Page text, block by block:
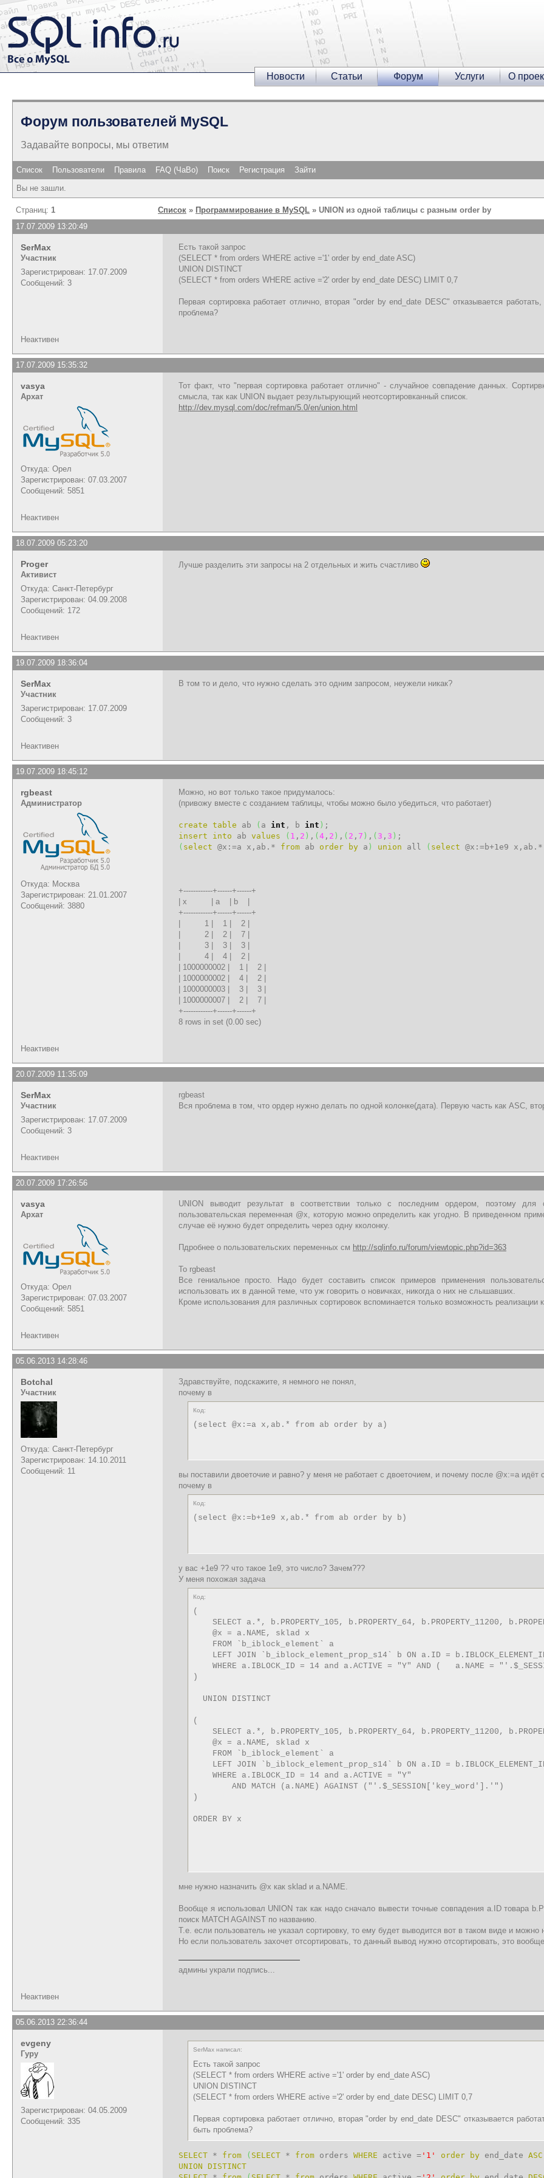
Новости Статьи Форум Услуги О
Форум пользователей MySQL
Задавайте вопросы, мы ответим
Список Пользователи Правила FAQ (ЧаВо) Поиск Регистрация
Зайти
Вы не зашли.
Страниц: 1 Список » Программирование в MySQL » UNION из одной таблицы с разным order by
17.07.2009 13:20:49
SerMax
Участник
Зарегистрирован: 17.07.2009
Сообщений: 3
Есть такой запрос
(SELECT * from orders WHERE active ='1' order by end_date ASC)
UNION DISTINCT
(SELECT * from orders WHERE active ='2' order by end_date DESC) LIMIT 0,7
Первая сортировка работает отлично, вторая "order by end_date DESC" отказывается
проблема?
Неактивен
17.07.2009 15:35:32
vasya
Архат
Откуда: Орел
Зарегистрирован: 07.03.2007
Сообщений: 5851
Тот факт, что "первая сортировка работает отлично" - случайное совпадение данных.
смысла, так как UNION выдает результырующий неотсортировканный список.
http://dev.mysql.com/doc/refman/5.0/en/union.html
Неактивен
18.07.2009 05:23:20
Proger
Активист
Откуда: Санкт-Петербург
Зарегистрирован: 04.09.2008
Сообщений: 172
Лучше разделить эти запросы на 2 отдельных и жить счастливо
Неактивен
19.07.2009 18:36:04
SerMax
Участник
Зарегистрирован: 17.07.2009
Сообщений: 3
В том то и дело, что нужно сделать это одним запросом, неужели никак?
Неактивен
19.07.2009 18:45:12
rgbeast
Администратор
Откуда: Москва
Зарегистрирован: 21.01.2007
Сообщений: 3880
Можно, но вот только такое придумалось:
(привожу вместе с созданием таблицы, чтобы можно было убедиться, что работает)
create table ab ( a int , b int ) ;
insert
into ab values ( 1 , 2 ) , (4 , 2 ) , ( 2 , 7 ) , ( 3 , 3 ) ;
( select @x:=a x,ab.* from ab order by a ) union all ( select @x:=b+1e9 x,ab.*
+------------+------+------+
| x | a | b |
+------------+------+------+
| 1 | 1 | 2 |
| 2 | 2 | 7 |
| 3 | 3 | 3 |
| 4 | 4 | 2 |
| 1000000002 | 1 | 2 |
| 1000000002 | 4 | 2 |
| 1000000003 | 3 | 3 |
| 1000000007 | 2 | 7 |
+------------+------+------+
8 rows in set (0.00 sec)
Неактивен
20.07.2009 11:35:09
SerMax
Участник
Зарегистрирован: 17.07.2009
Сообщений: 3
rgbeast
Вся проблема в том, что ордер нужно делать по одной колонке(дата). Первую часть как ASC,
Неактивен
20.07.2009 17:26:56
vasya
Архат
Откуда: Орел
Зарегистрирован: 07.03.2007
Сообщений: 5851
UNION выводит результат в соответствии только с последним ордером, поэтому для
пользовательская переменная @х, которую можно определить как угодно. В приведенном
случае её нужно будет определить через одну кколонку.
Пдробнее о пользовательских переменных см http://sqlinfo.ru/forum/viewtopic.php?id=363
To rgbeast
Все гениальное просто. Надо будет составить список примеров применения
использовать их в данной теме, что уж говорить о новичках, никогда о них не слышавших.
Кроме использования для различных сортировок вспоминается только возможность реализации
Неактивен
05.06.2013 14:28:46
Botchal
Участник
Откуда: Санкт-Петербург
Зарегистрирован: 14.10.2011
Сообщений: 11
Здравствуйте, подскажите, я немного не понял,
почему в
Код:
(select @x:=a x,ab.* from ab order by a)
вы поставили двоеточие и равно? у меня не работает с двоеточием, и почему после @x:=a идёт
почему в
Код:
(select @x:=b+1e9 x,ab.* from ab order by b)
у вас +1e9 ?? что такое 1e9, это число? Зачем???
У меня похожая задача
Код:
(
SELECT a.*, b.PROPERTY_105, b.PROPERTY_64, b.PROPERTY_11200,
    @x = a.NAME, sklad x
    FROM `b_iblock_element` a
LEFT JOIN `b_iblock_element_prop_s14` b ON a.ID =
WHERE a.IBLOCK_ID = 14 and a.ACTIVE = "Y" AND (   a.NAME =
)
  UNION DISTINCT
(
SELECT a.*, b.PROPERTY_105, b.PROPERTY_64, b.PROPERTY_11200,
    @x = a.NAME, sklad x
    FROM `b_iblock_element` a
LEFT JOIN `b_iblock_element_prop_s14` b ON a.ID =
    WHERE a.IBLOCK_ID = 14 and a.ACTIVE = "Y"
        AND MATCH (a.NAME) AGAINST ("'.$_SESSION['key_word'].'")
)
ORDER BY x
мне нужно назначить @x как sklad и a.NAME.
Вообще я использовал UNION так как надо сначало вывести точные совпадения a.ID товара
поиск MATCH AGAINST по названию.
Т.е. если пользователь не указал сортировку, то ему будет выводится вот в таком виде и можно
Но если пользователь захочет отсортировать, то данный вывод нужно отсортировать, это
админы украли подпись...
Неактивен
05.06.2013 22:36:44
evgeny
Гуру
Зарегистрирован: 04.05.2009
Сообщений: 335
SerMax написал:
Есть такой запрос
(SELECT * from orders WHERE active ='1' order by end_date ASC)
UNION DISTINCT
(SELECT * from orders WHERE active ='2' order by end_date DESC) LIMIT 0,7
Первая сортировка работает отлично, вторая "order by end_date DESC" отказывается
быть проблема?
SELECT * from ( SELECT * from orders WHERE active = '1' order by end_date ASC
UNION DISTINCT